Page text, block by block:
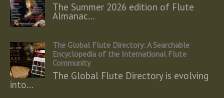
The Summer 2026 edition of Flute
Almanac…
The Global Flute Directory: A Searchable
Encyclopedia of the International Flute
Community
The Global Flute Directory is evolving
into…